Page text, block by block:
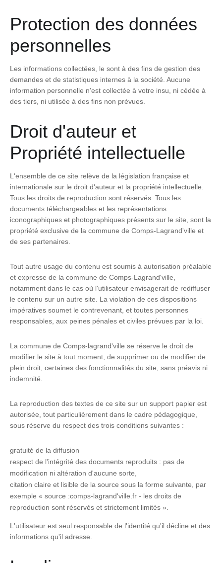
Protection des données
personnelles
Les informations collectées, le sont à des fins de gestion des
demandes et de statistiques internes à la société. Aucune
information personnelle n'est collectée à votre insu, ni cédée à
des tiers, ni utilisée à des fins non prévues.
Droit d'auteur et
Propriété intellectuelle
L'ensemble de ce site relève de la législation française et
internationale sur le droit d'auteur et la propriété intellectuelle.
Tous les droits de reproduction sont réservés. Tous les
documents téléchargeables et les représentations
iconographiques et photographiques présents sur le site, sont la
propriété exclusive de la commune de Comps-Lagrand'ville et
de ses partenaires.
Tout autre usage du contenu est soumis à autorisation préalable
et expresse de la commune de Comps-Lagrand'ville,
notamment dans le cas où l'utilisateur envisagerait de rediffuser
le contenu sur un autre site. La violation de ces dispositions
impératives soumet le contrevenant, et toutes personnes
responsables, aux peines pénales et civiles prévues par la loi.
La commune de Comps-lagrand'ville se réserve le droit de
modifier le site à tout moment, de supprimer ou de modifier de
plein droit, certaines des fonctionnalités du site, sans préavis ni
indemnité.
La reproduction des textes de ce site sur un support papier est
autorisée, tout particulièrement dans le cadre pédagogique,
sous réserve du respect des trois conditions suivantes :
gratuité de la diffusion
respect de l'intégrité des documents reproduits : pas de
modification ni altération d'aucune sorte,
citation claire et lisible de la source sous la forme suivante, par
exemple « source :comps-lagrand'ville.fr - les droits de
reproduction sont réservés et strictement limités ».
L'utilisateur est seul responsable de l'identité qu'il décline et des
informations qu'il adresse.